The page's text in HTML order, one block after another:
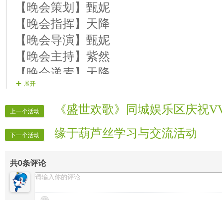
【晚会策划】甄妮
【晚会指挥】天降
【晚会导演】甄妮
【晚会主持】紫然
【晚会递麦】天降
【贺词广播】风云
【片花制作】红尘
【晚会片花】片花组 静静 怡怡 蓝訫
【晚会迎宾】全体管理
【时报录像】VV时报录像
展开
上一个活动 《盛世欢歌》同城娱乐区庆祝
下一个活动 缘于葫芦丝学习与交流活动
共0条评论